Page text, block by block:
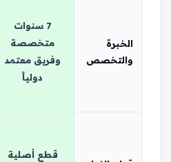
الخبرة
والتخصص
7 سنوات
متخصصة
وفريق معتمد
دولياً
قطع أصلية